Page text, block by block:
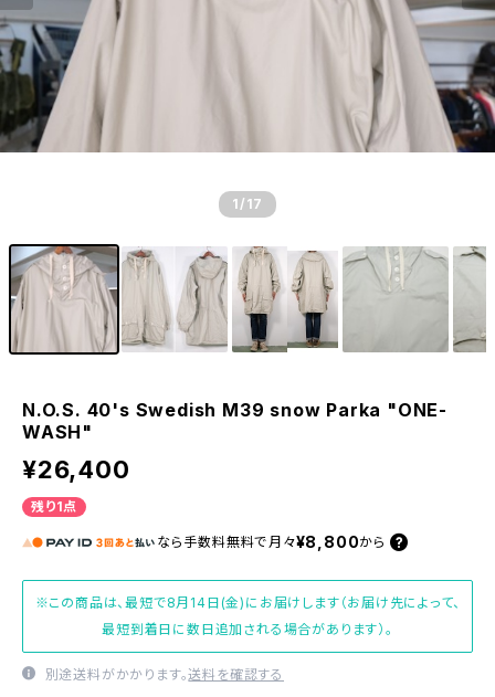
1 /17
N.O.S. 40's Swedish M39 snow Parka "ONE-
WASH"
¥26,400
残り1点
なら 手数料無料で 月々¥8,800から
※この商品は、最短で8月14日(金)にお届けします（お届け先によって、
最短到着日に数日追加される場合があります）。
別途送料がかかります。送料を確認する